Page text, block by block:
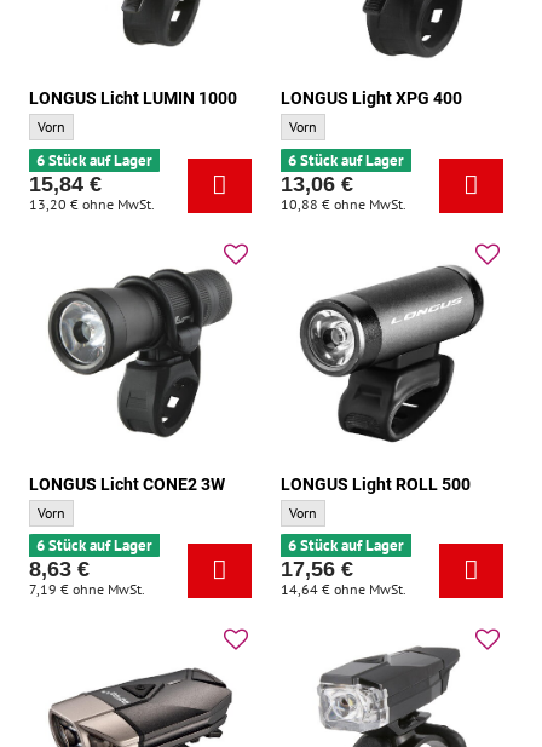
LONGUS Licht LUMIN 1000
LONGUS Licht LUMIN 1000 - Standort:
Vorn
6 Stück auf Lager
15,84 €
13,20 € ohne MwSt.
LONGUS Light XPG 400
LONGUS Light XPG 400 - Standort:
Vorn
6 Stück auf Lager
13,06 €
10,88 € ohne MwSt.
LONGUS Licht CONE2 3W
LONGUS Licht CONE2 3W - Standort:
Vorn
6 Stück auf Lager
8,63 €
7,19 € ohne MwSt.
LONGUS Light ROLL 500
LONGUS Light ROLL 500 - Standort:
Vorn
6 Stück auf Lager
17,56 €
14,64 € ohne MwSt.